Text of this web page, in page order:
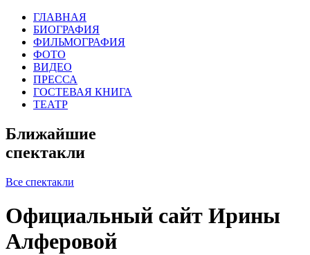
ГЛАВНАЯ
БИОГРАФИЯ
ФИЛЬМОГРАФИЯ
ФОТО
ВИДЕО
ПРЕССА
ГОСТЕВАЯ КНИГА
ТЕАТР
Ближайшие
спектакли
Все спектакли
Официальный сайт Ирины
Алферовой